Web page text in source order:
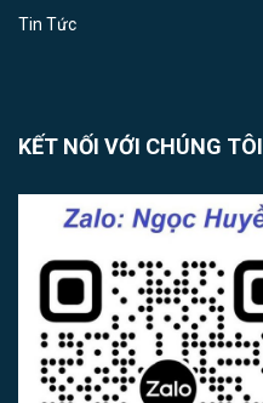
Tin Tức
KẾT NỐI VỚI CHÚNG TÔI